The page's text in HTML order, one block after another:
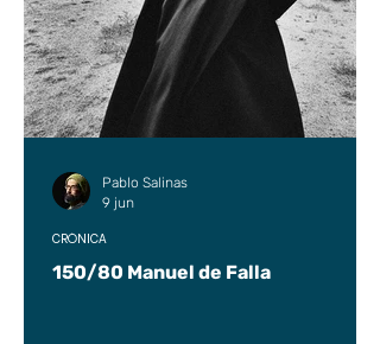
150/80 Manuel de Falla
CRÓNICA
Pablo Salinas
9 jun